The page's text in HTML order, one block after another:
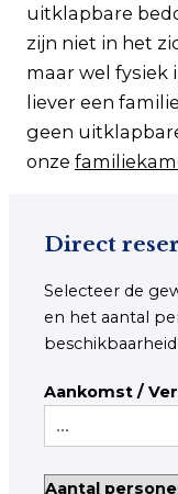
uitklapbare
zijn niet in het
maar wel fysiek
liever een
geen
onze
Direct
Selecteer de
en het aantal
Aankomst /